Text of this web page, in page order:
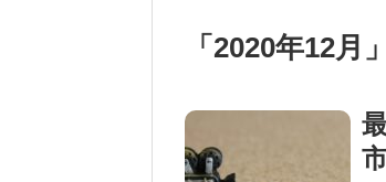
「 2020年12月 」